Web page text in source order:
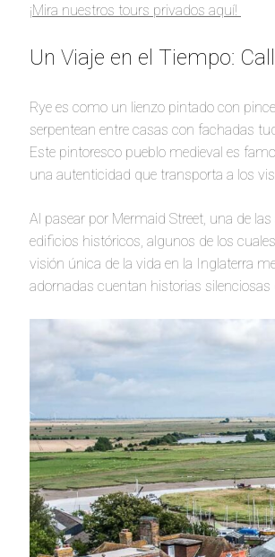
¡Mira nuestros tours privados aquí!
Un Viaje en el Tiempo:
Rye es como un lienzo pintado con
serpentean entre casas con fachadas
Este pintoresco pueblo medieval es
una autenticidad que transporta a los
Al pasear por Mermaid Street, una de
edificios históricos, algunos de los
visión única de la vida en la Inglaterra
adornadas cuentan historias silenciosas